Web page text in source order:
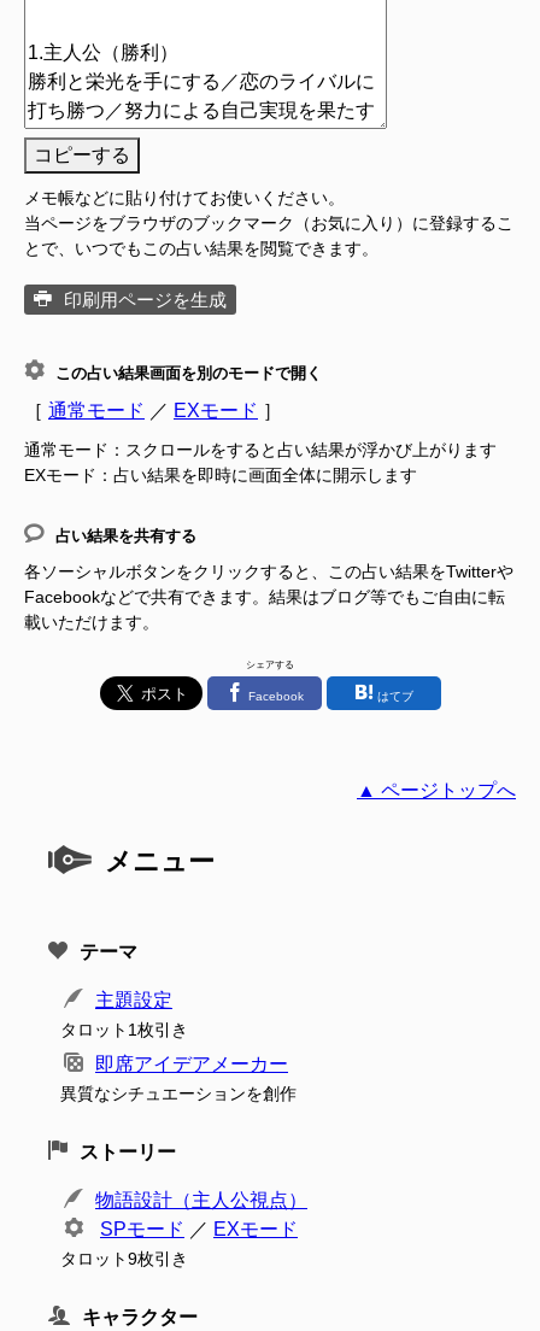
コピーする
メモ帳などに貼り付けてお使いください。
当ページをブラウザのブックマーク（お気に入り）に登録するこ
とで、いつでもこの占い結果を閲覧できます。
印刷用ページを生成
この占い結果画面を別のモードで開く
［ 通常モード ／ EXモード ］
通常モード：スクロールをすると占い結果が浮かび上がります
EXモード：占い結果を即時に画面全体に開示します
占い結果を共有する
各ソーシャルボタンをクリックすると、この占い結果をTwitterや
Facebookなどで共有できます。結果はブログ等でもご自由に転
載いただけます。
シェアする
Facebook はてブ
▲ ページトップへ
メニュー
テーマ
主題設定
タロット1枚引き
即席アイデアメーカー
異質なシチュエーションを創作
ストーリー
物語設計（主人公視点）
SPモード ／ EXモード
タロット9枚引き
キャラクター